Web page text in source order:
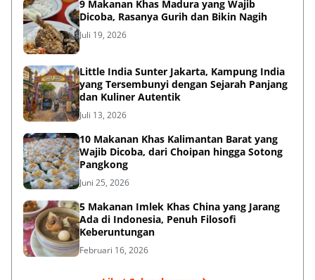
9 Makanan Khas Madura yang Wajib
Dicoba, Rasanya Gurih dan Bikin Nagih
Juli 19, 2026
Little India Sunter Jakarta, Kampung India
yang Tersembunyi dengan Sejarah Panjang
dan Kuliner Autentik
Juli 13, 2026
10 Makanan Khas Kalimantan Barat yang
Wajib Dicoba, dari Choipan hingga Sotong
Pangkong
Juni 25, 2026
5 Makanan Imlek Khas China yang Jarang
Ada di Indonesia, Penuh Filosofi
Keberuntungan
Februari 16, 2026